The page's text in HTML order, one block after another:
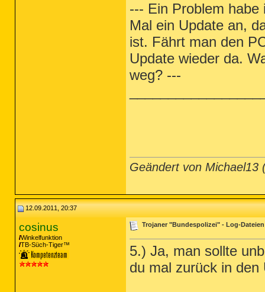
--- Ein Problem
Mal ein Update an,
ist. Fährt man den
Update wieder da.
weg? ---
Geändert von
12.09.2011, 20:37
cosinus
Winkelfunktion
TB-Süch-Tiger™
Trojaner "Bundespolizei" - Log-
5.) Ja, man sollte
du mal zurück in